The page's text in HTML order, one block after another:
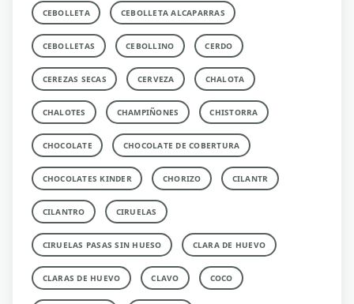
CEBOLLETA CEBOLLETA ALCAPARRAS
CEBOLLETAS CEBOLLINO CERDO
CEREZAS SECAS CERVEZA CHALOTA
CHALOTES CHAMPIÑONES CHISTORRA
CHOCOLATE CHOCOLATE DE COBERTURA
CHOCOLATES KINDER CHORIZO CILANTR
CILANTRO CIRUELAS
CIRUELAS PASAS SIN HUESO CLARA DE HUEVO
CLARAS DE HUEVO CLAVO COCO